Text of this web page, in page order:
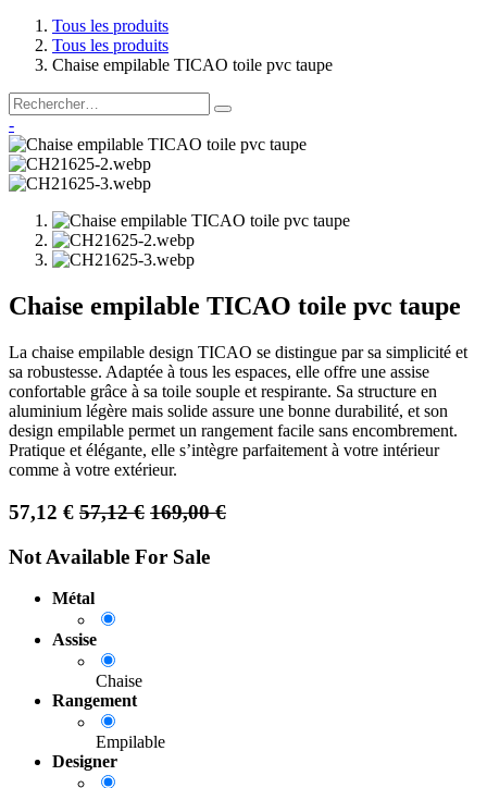
Tous les produits
Tous les produits
Chaise empilable TICAO toile pvc taupe
-
Chaise empilable TICAO toile pvc taupe
La chaise empilable design TICAO se distingue par sa simplicité et
sa robustesse. Adaptée à tous les espaces, elle offre une assise
confortable grâce à sa toile souple et respirante. Sa structure en
aluminium légère mais solide assure une bonne durabilité, et son
design empilable permet un rangement facile sans encombrement.
Pratique et élégante, elle s’intègre parfaitement à votre intérieur
comme à votre extérieur.
57,12 € 57,12€ 169,00€
Not Available For Sale
Métal
Assise
Chaise
Rangement
Empilable
Designer